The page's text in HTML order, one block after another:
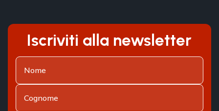
Iscriviti alla newsletter